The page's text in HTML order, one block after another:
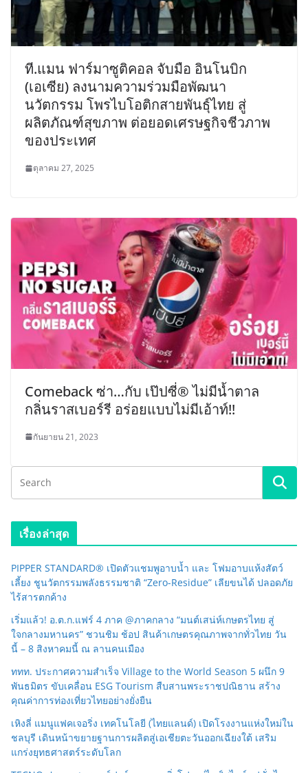
ที.แมน ฟาร์มาซูติคอล จับมือ อินโนบิก
(เอเซีย) ลงนามความร่วมมือพัฒนา
นวัตกรรม โพรไบโอติกสายพันธุ์ไทย สู่
ผลิตภัณฑ์สุขภาพ ต่อยอดเศรษฐกิจชีวภาพ
ของประเทศ
ตุลาคม 27, 2025
Comeback ซ่า…กับ เป๊ปซี่® ไม่มีน้ำตาล
กลิ่นราสเบอร์รี อร่อยแบบไม่มีเอ้าท์!!
กันยายน 21, 2023
เรื่องล่าสุด
PIPPER STANDARD® เปิดตัวแชมพูอาบน้ำ และ โฟมอาบแห้งสัตว์
เลี้ยง ชูนวัตกรรมพลังธรรมชาติ “Zero-Residue” เลียขนได้ ปลอดภัย
ไร้สารตกค้าง
เริ่มแล้ว! อ.ต.ก.แฟร์ 4 ภาค @ภาคกลาง “มนต์เสน่ห์เกษตรไทย สู่
ใจกลางมหานคร” ชวนชิม ช้อป สินค้าเกษตรคุณภาพจากทั่วไทย วัน
นี้ – 8 สิงหาคมนี้ ณ ลานคนเมือง
ททท. ประกาศความสำเร็จ Village to the World Season 5 ผนึก 9
พันธมิตร ขับเคลื่อน ESG Tourism สืบสานพระราชปณิธาน สร้าง
คุณค่าการท่องเที่ยวไทยอย่างยั่งยืน
เหิงลี่ แมนูแฟคเจอริ่ง เทคโนโลยี (ไทยแลนด์) เปิดโรงงานแห่งใหม่ใน
ชลบุรี เดินหน้าขยายฐานการผลิตสู่เอเชียตะวันออกเฉียงใต้ เสริม
แกร่งยุทธศาสตร์ระดับโลก